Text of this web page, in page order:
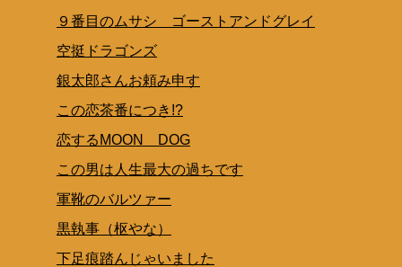
９番目のムサシ ゴーストアンドグレイ
空挺ドラゴンズ
銀太郎さんお頼み申す
この恋茶番につき!?
恋するMOON DOG
この男は人生最大の過ちです
軍靴のバルツァー
黒執事（枢やな）
下足痕踏んじゃいました